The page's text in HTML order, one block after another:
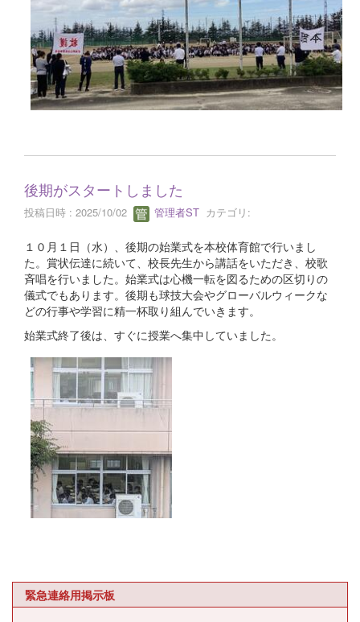
後期がスタートしました
投稿日時 : 2025/10/02 管理者ST カテゴリ:
１０月１日（水）、後期の始業式を本校体育館で行いまし
た。賞状伝達に続いて、校長先生から講話をいただき、校歌
斉唱を行いました。始業式は心機一転を図るための区切りの
儀式でもあります。後期も球技大会やグローバルウィークな
どの行事や学習に精一杯取り組んでいきます。
始業式終了後は、すぐに授業へ集中していました。
緊急連絡用掲示板